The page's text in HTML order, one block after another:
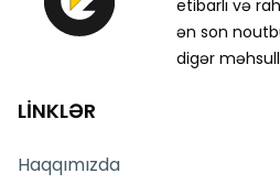
etibarlı və
ən son
digər
LİNKLƏR
Haqqımızda